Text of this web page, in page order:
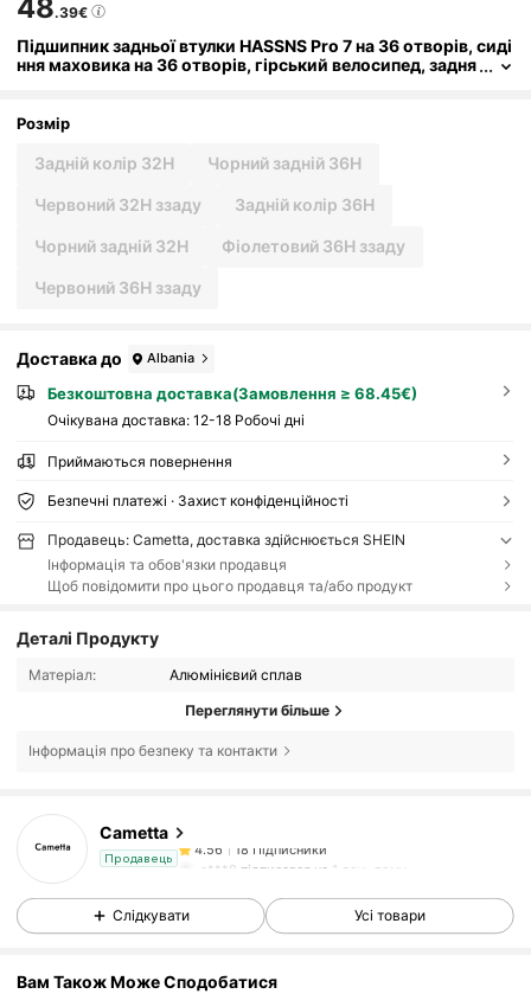
48.39€
Підшипник задньої втулки HASSNS Pro 7 на 36 отворів, сиді
ння маховика на 36 отворів, гірський велосипед, задня
и
Розмір
Задній колір 32H Чорний задній 36H
Червоний 32H ззаду Задній колір 36H
Чорний задній 32H Фіолетовий 36H ззаду
Червоний 36H ззаду
Доставка до Albania
Безкоштовна доставка(Замовлення ≥ 68.45€)
Очікувана доставка: 12-18 Робочі дні
Приймаються повернення
Безпечні платежі · Захист конфіденційності
Продавець: Cametta, доставка здійснюється SHEIN
Інформація та обов'язки продавця
Щоб повідомити про цього продавця та/або продукт
Деталі Продукту
Матеріал: Алюмінієвий сплав
Переглянути більше
Інформація про безпеку та контакти
Cametta
Продавець
c***8 підписався на
18 Підписники
Слідкувати Усі товари
Вам Також Може Сподобатися